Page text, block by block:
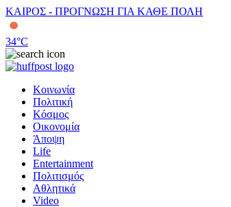
ΚΑΙΡΟΣ - ΠΡΟΓΝΩΣΗ ΓΙΑ ΚΑΘΕ ΠΟΛΗ
34°C
Κοινωνία
Πολιτική
Κόσμος
Οικονομία
Άποψη
Life
Entertainment
Πολιτισμός
Αθλητικά
Video